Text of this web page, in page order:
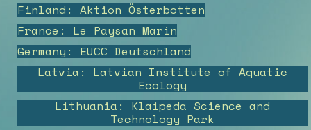
Finland: Aktion Österbotten
France: Le Paysan Marin
Germany: EUCC Deutschland
Latvia: Latvian Institute of Aquatic
Ecology
Lithuania: Klaipeda Science and
Technology Park